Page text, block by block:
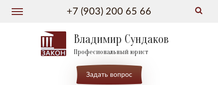
+7 (903) 200 65 66
Владимир Сундаков
Професиональный юрист
Задать вопрос